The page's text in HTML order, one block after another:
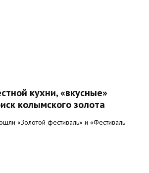
кухни, «вкусные»
колымского золота
«Золотой фестиваль» и «Фестиваль